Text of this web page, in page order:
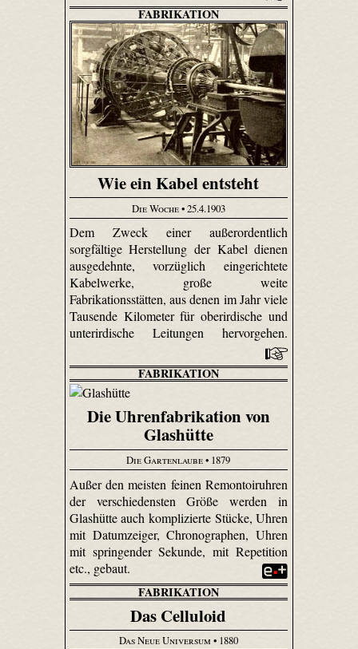
FABRIKATION
Wie ein Kabel entsteht
Die Woche• 25.4.1903
Dem Zweck einer außerordentlich
sorgfältige Herstellung der Kabel dienen
ausgedehnte, vorzüglich eingerichtete
Kabelwerke, große weite
Fabrikationsstätten, aus denen im Jahr viele
Tausende Kilometer für oberirdische und
unterirdische Leitungen hervorgehen.
FABRIKATION
Die Uhrenfabrikation von
Glashütte
Die Gartenlaube• 1879
Außer den meisten feinen Remontoir­uhren
der verschiedensten Größe werden in
Glashütte auch komplizierte Stücke, Uhren
mit Datum­zeiger, Chronographen, Uhren
mit springender Sekunde, mit Repetition
etc., gebaut.
FABRIKATION
Das Celluloid
Das Neue Universum • 1880